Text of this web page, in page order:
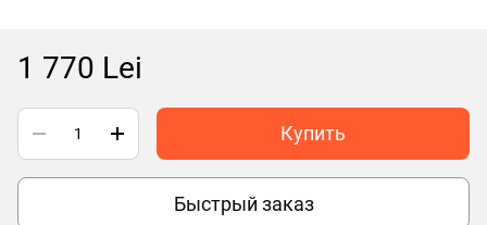
1 770 Lei
Купить
Быстрый заказ